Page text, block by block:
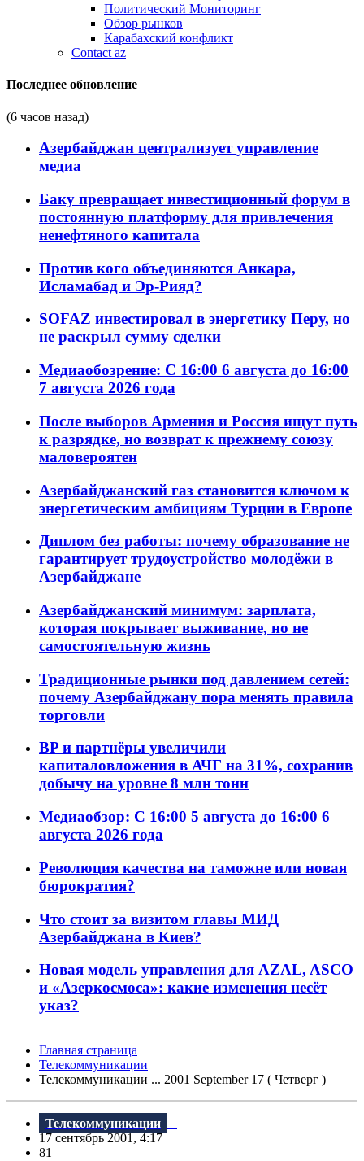
Политический Мониторинг
Обзор рынков
Карабахский конфликт
Contact az
Последнее обновление
(6 часов назад)
Азербайджан централизует управление
медиа
Баку превращает инвестиционный форум в
постоянную платформу для привлечения
ненефтяного капитала
Против кого объединяются Анкара,
Исламабад и Эр-Рияд?
SOFAZ инвестировал в энергетику Перу, но
не раскрыл сумму сделки
Медиаобозрение: С 16:00 6 августа до 16:00
7 августа 2026 года
После выборов Армения и Россия ищут путь
к разрядке, но возврат к прежнему союзу
маловероятен
Азербайджанский газ становится ключом к
энергетическим амбициям Турции в Европе
Диплом без работы: почему образование не
гарантирует трудоустройство молодёжи в
Азербайджане
Азербайджанский минимум: зарплата,
которая покрывает выживание, но не
самостоятельную жизнь
Традиционные рынки под давлением сетей:
почему Азербайджану пора менять правила
торговли
BP и партнёры увеличили
капиталовложения в АЧГ на 31%, сохранив
добычу на уровне 8 млн тонн
Медиаобзор: С 16:00 5 августа до 16:00 6
августа 2026 года
Революция качества на таможне или новая
бюрократия?
Что стоит за визитом главы МИД
Азербайджана в Киев?
Новая модель управления для AZAL, ASCO
и «Азеркосмоса»: какие изменения несёт
указ?
Главная страница
Телекоммуникации
Телекоммуникации ... 2001 September 17 ( Четверг )
Телекоммуникации
17 сентябрь 2001, 4:17
81